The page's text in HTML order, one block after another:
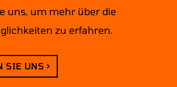
uns, um mehr über die
zu erfahren.
SIE UNS >